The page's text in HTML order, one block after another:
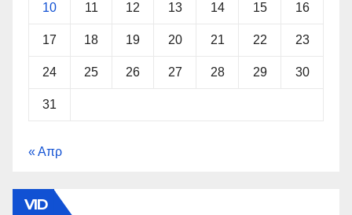
10 11 12 13 14 15 16
17 18 19 20 21 22 23
24 25 26 27 28 29 30
31
« Απρ
VID